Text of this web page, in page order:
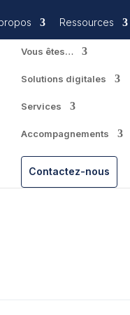
Ressources
Vous êtes…
Solutions digitales
Services
Accompagnements
Contactez-nous